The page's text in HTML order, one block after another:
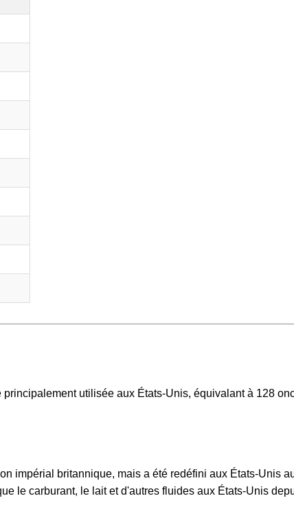
utilisée aux États-Unis, équivalant à 128
impérial britannique, mais a été redéfini aux États-Unis
le carburant, le lait et d'autres fluides aux États-Unis